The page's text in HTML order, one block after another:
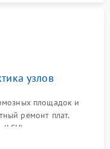
узлов
площадок и
ремонт плат.
зеркал и тракта
и бумажной пыли.